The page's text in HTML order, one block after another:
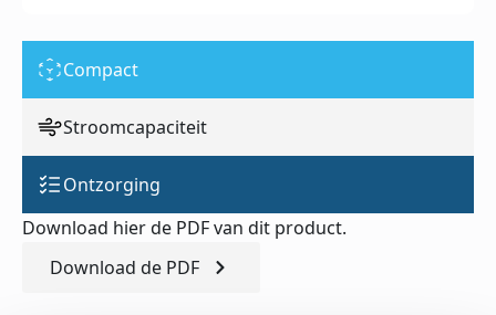
Compact
Stroomcapaciteit
Ontzorging
Download hier de PDF van dit product.
Download de PDF